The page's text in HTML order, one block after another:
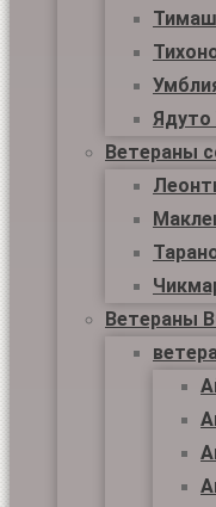
Ядуто
Ветераны
Ветераны